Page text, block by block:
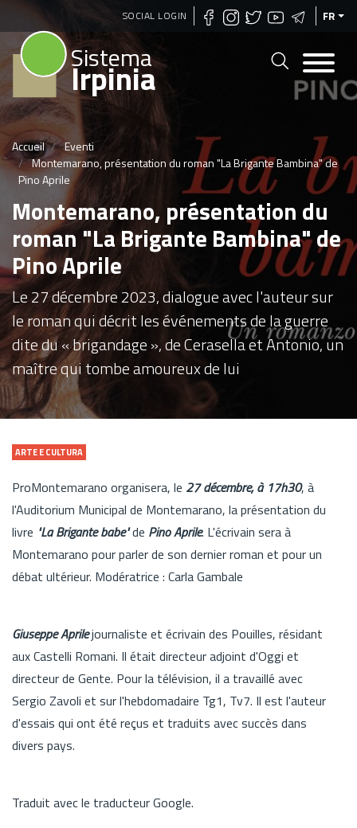
Aller
SOCIAL LOGIN FR
Sistema
Irpinia
Accueil
Eventi
Montemarano, présentation du roman "La Brigante Bambina" de
Pino Aprile
Montemarano, présentation du
roman "La Brigante Bambina" de
Pino Aprile
Le 27 décembre 2023, dialogue avec l'auteur sur
le roman qui décrit les événements de la guerre
dite du « brigandage », de Cerasella et Antonio, un
maître qui tombe amoureux de lui
ARTE E CULTURA
ProMontemarano organisera, le 27 décembre, à 17h30, à
l'Auditorium Municipal de Montemarano, la présentation du
livre "La Brigante babe"de Pino Aprile. L'écrivain sera à
Montemarano pour parler de son dernier roman et pour un
débat ultérieur. Modératrice : Carla Gambale
Giuseppe Aprilejournaliste et écrivain des Pouilles, résidant
aux Castelli Romani. Il était directeur adjoint d'Oggi et
directeur de Gente. Pour la télévision, il a travaillé avec
Sergio Zavoli et sur l'hebdomadaire Tg1, Tv7. Il est l'auteur
d'essais qui ont été reçus et traduits avec succès dans
divers pays.
Traduit avec le traducteur Google.